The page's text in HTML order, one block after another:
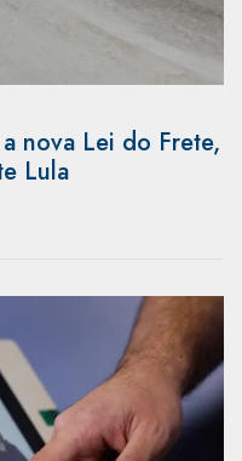
nova Lei do Frete,
Lula